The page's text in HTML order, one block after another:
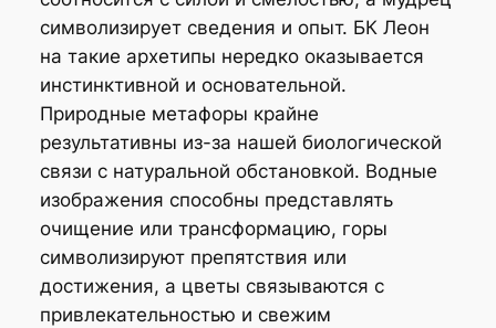
символизирует сведения и опыт. БК Леон
на такие архетипы нередко оказывается
инстинктивной и основательной.
Природные метафоры крайне
результативны из-за нашей биологической
связи с натуральной обстановкой. Водные
изображения способны представлять
очищение или трансформацию, горы
символизируют препятствия или
достижения, а цветы связываются с
привлекательностью и свежим